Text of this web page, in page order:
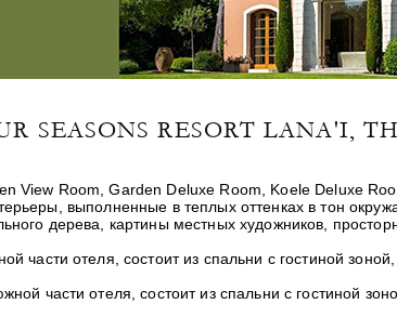
RESORT LANA'I,
View Room, Garden Deluxe Room, Koele Deluxe
выполненные в теплых оттенках в тон
дерева, картины местных художников,
отеля, состоит из спальни с гостиной
части отеля, состоит из спальни с гостиной